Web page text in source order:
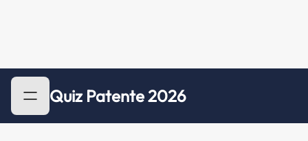
Quiz Patente 2026